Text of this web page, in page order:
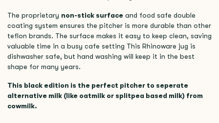
The proprietary non-stick surface and food safe double
coating system ensures the pitcher is more durable than other
teflon brands. The surface makes it easy to keep clean, saving
valuable time in a busy cafe setting This Rhinoware jug is
dishwasher safe, but hand washing will keep it in the best
shape for many years.
This black edition is the perfect pitcher to seperate
alternative milk (like oatmilk or splitpea based milk) from
cowmilk.